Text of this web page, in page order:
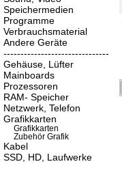
Speichermedien
Programme
Verbrauchsmaterial
Andere Geräte
-------------------------------
Gehäuse, Lüfter
Mainboards
Prozessoren
RAM- Speicher
Netzwerk, Telefon
Grafikkarten
Grafikkarten
Zubehör Grafik
Kabel
SSD, HD, Laufwerke